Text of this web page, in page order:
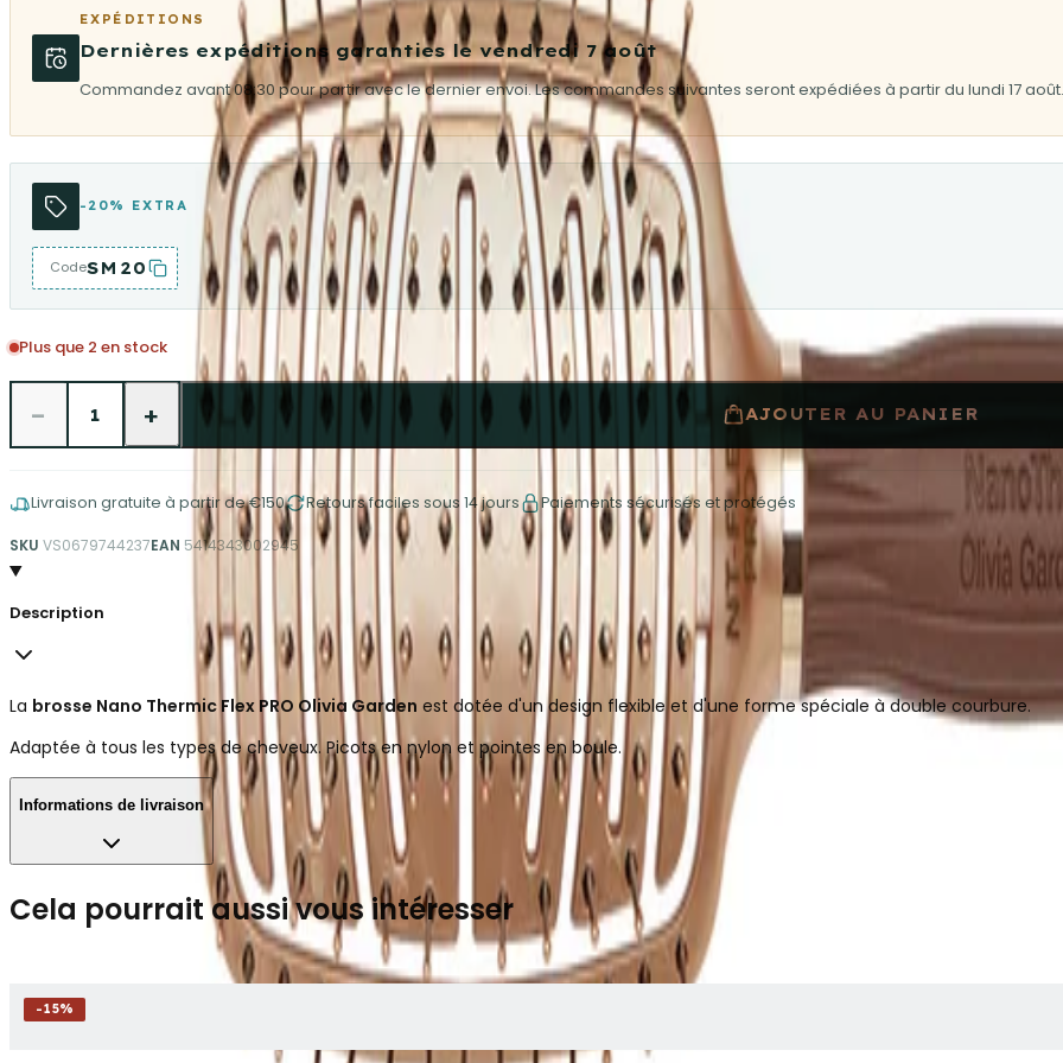
EXPÉDITIONS
Dernières expéditions garanties le vendredi 7 août
Commandez avant 08:30 pour partir avec le dernier envoi. Les commandes suivantes seront expédiées à partir du lundi 17 août.
-20% EXTRA
CodeSM20
Plus que 2 en stock
− 1 + AJOUTER AU PANIER
Livraison gratuite à partir de €150 Retours faciles sous 14 jours Paiements sécurisés et protégés
SKU VS0679744237EAN 5414343002945
Description
La brosse Nano Thermic Flex PRO Olivia Garden est dotée d'un design flexible et d'une forme spéciale à double courbure.
Adaptée à tous les types de cheveux. Picots en nylon et pointes en boule.
Informations de livraison
Cela pourrait aussi vous intéresser
-15%